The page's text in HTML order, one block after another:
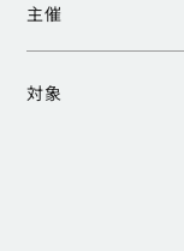
主催
対象